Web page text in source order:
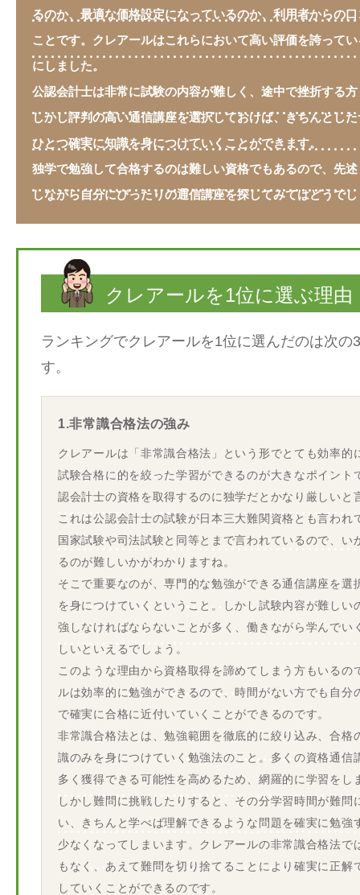
るのか、最適な価格設定になっているのか、利用者からの
ことです。クレアールはこれらにおいて高い評価を誇って
にしました。
公認会計士は非常に試験の内容が難しく、途中で挫折する
しかし評判の高い通信講座を選択しておけば、きちんとし
ひとつ確実に知識を身につけていくことができます。
独学で勉強して合格するのは難しい資格でもあるので、先
しながら自分にぴったりの通信講座を探してみてはどうで
クレアールを1位に選ぶ理由
ランキングでクレアールを1位に選んだのは次の
す。
1.非常識合格法の強み
クレアールは「非常識合格法」という形でとても効率的
試験合格に的を絞った学習ができるのが大きなポイント
認会計士の資格を取得するのに独学だとかなり厳しいと
これは公認会計士の試験が日本三大難関資格とも言われ
国家試験や司法試験と同等とまで言われているので、い
るのが難しいかがわかりますね。
そこで重要なのが、専門的な勉強ができる通信講座を選
を身につけていくということ。しかし試験内容が難しい
強しなければならないことが多く、働きながら学んでい
しいといえるでしょう。
このような理由から資格取得を諦めてしまう方もいるの
ルは効率的に勉強ができるので、時間がない方でも自分
で確実に合格に近付いていくことができるのです。
非常識合格法とは、勉強範囲を徹底的に絞り込み、合格
識のみを身につけていく勉強法のこと。多くの資格通信
多く獲得できる可能性を高めるため、網羅的に学習をし
しかし難問に挑戦したりすると、その分学習時間が難問
い、きちんと学べば理解できるような問題を確実に勉強
少なくなってしまいます。クレアールの非常識合格法で
もなく、あえて難問を切り捨てることにより確実に正解
していくことができるのです。